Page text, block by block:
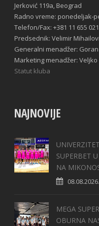
Jerković 119a, Beograd
Radno vreme: ponedeljak-
Telefon/Fax: +381 11 655
Predsednik: Velimir
Generalni menadžer:
Marketing menadžer:
Statut kluba
NAJNOVIJE
SUPERBET
NA
08.08.2026.
MEGA
OBURNA